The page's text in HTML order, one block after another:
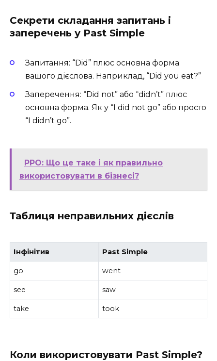
Секрети складання запитань і
заперечень у Past Simple
Запитання: “Did” плюс основна форма
вашого дієслова. Наприклад, “Did you eat?”
Заперечення: “Did not” або “didn’t” плюс
основна форма. Як у “I did not go” або просто
“I didn’t go”.
РРО: Що це таке і як правильно
використовувати в бізнесі?
Таблиця неправильних дієслів
Інфінітив Past Simple
go went
see saw
take took
Коли використовувати Past Simple?